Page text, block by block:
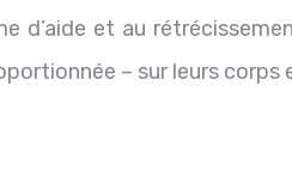
d’aide et au
– sur leurs corps